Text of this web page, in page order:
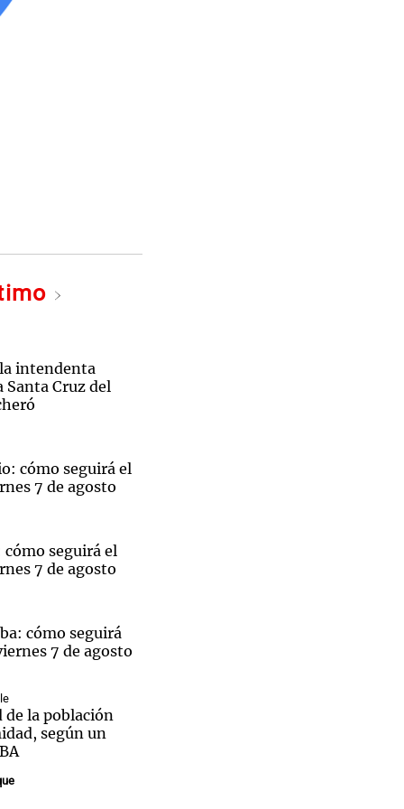
intendenta
Cruz del
cómo seguirá el
7 de agosto
cómo seguirá el
7 de agosto
cómo seguirá
7 de agosto
de la población
según un